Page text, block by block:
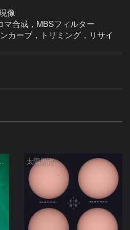
像
合成，MBSフィルター
カーブ，トリミング，リサイ
08/08 太陽黒点